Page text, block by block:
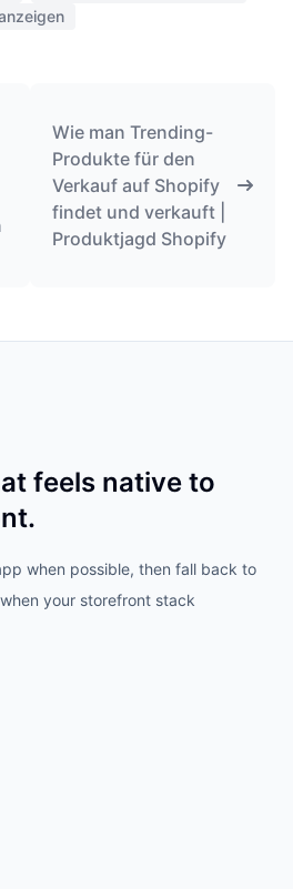
Wie man Trending-
Produkte für den
Verkauf auf Shopify
findet und verkauft |
Produktjagd Shopify
feels native to
when possible, then fall back to
your storefront stack